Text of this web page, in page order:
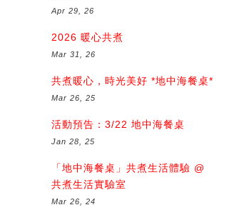
Apr 29, 26
2026 暖心共煮
Mar 31, 26
共煮暖心，時光美好 *地中海餐桌*
Mar 26, 25
活動預告：3/22 地中海餐桌
Jan 28, 25
「地中海餐桌」共煮生活體驗 @
共煮生活實驗室
Mar 26, 24